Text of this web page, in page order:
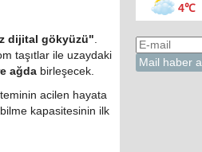
dijital gökyüzü".
taşıtlar ile uzaydaki
ağda birleşecek.
acilen hayata
kapasitesinin ilk
4℃